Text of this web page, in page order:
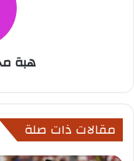
هبة
مقالات ذات صلة